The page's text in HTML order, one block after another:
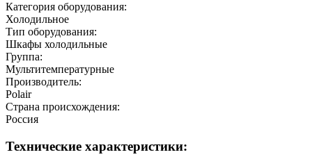
Категория оборудования:
Холодильное
Тип оборудования:
Шкафы холодильные
Группа:
Мультитемпературные
Производитель:
Polair
Страна происхождения:
Россия
Технические характеристики: